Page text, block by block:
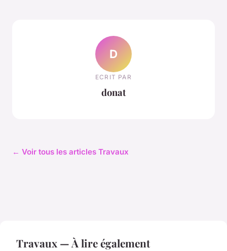
D
ECRIT PAR
donat
← Voir tous les articles Travaux
Travaux — À lire également